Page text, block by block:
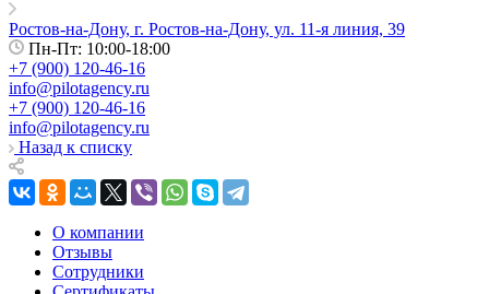
Ростов-на-Дону, г. Ростов-на-Дону, ул. 11-я линия, 39
Пн-Пт: 10:00-18:00
+7 (900) 120-46-16
info@pilotagency.ru
+7 (900) 120-46-16
info@pilotagency.ru
Назад к списку
О компании
Отзывы
Сотрудники